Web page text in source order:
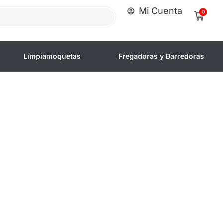
Mi Cuenta 0
Limpiamoquetas Fregadoras y Barredoras